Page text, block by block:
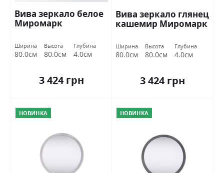
Вива зеркало белое
Миромарк
Ширина
80.0см
Высота
80.0см
Глубина
4.0см
3 424 грн
Вива зеркало глянец
кашемир Миромарк
Ширина
80.0см
Высота
80.0см
Глубина
4.0см
3 424 грн
НОВИНКА НОВИНКА